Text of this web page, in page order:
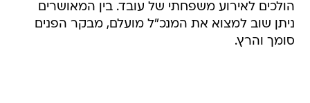
הולכים לאירוע משפחתי של עובד. בין המאושרים
ניתן שוב למצוא את המנכ"ל מועלם, מבקר הפנים
סומך והרץ.